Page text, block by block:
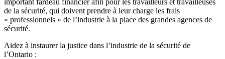
de la sécurité, qui doivent prendre à leurcharge les frais
« professionnels » de l’industrie à la place des grandes agences de
sécurité.
Aidez à instaurer la justice dans l’industrie de la sécurité de
l’Ontario :